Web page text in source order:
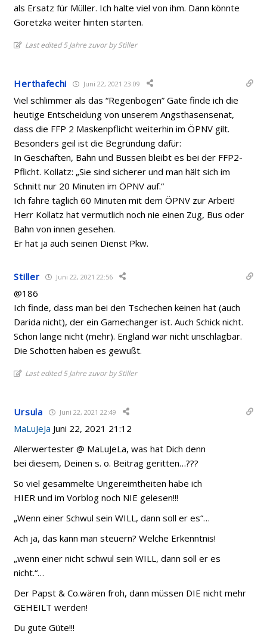
als Ersatz für Müller. Ich halte viel von ihm. Dann könnte
Goretzka weiter hinten starten.
Last edited 5 Jahre zuvor by Stiller
Herthafechi Juni 22, 2021 23:09
Viel schlimmer als das “Regenbogen” Gate finde ich die
heutige Entscheidung von unserem Angsthasensenat,
dass die FFP 2 Maskenpflicht weiterhin im ÖPNV gilt.
Besonders geil ist die Begründung dafür:
In Geschäften, Bahn und Bussen bleibt es bei der FFP2-
Pflicht. Kollatz: „Sie sind sicherer und man hält sich im
Schnitt nur 20 Minuten im ÖPNV auf.“
Ich fahre täglich 60 Minuten mit dem ÖPNV zur Arbeit!
Herr Kollatz hat vermutlich noch nie einen Zug, Bus oder
Bahn von innen gesehen.
Er hat ja auch seinen Dienst Pkw.
Stiller Juni 22, 2021 22:56
@186
Ich finde, dass man bei den Tschechen keinen hat (auch
Darida nicht), der ein Gamechanger ist. Auch Schick nicht.
Schon lange nicht (mehr). England war nicht unschlagbar.
Die Schotten haben es gewußt.
Last edited 5 Jahre zuvor by Stiller
Ursula Juni 22, 2021 22:49
MaLuJeJa Juni 22, 2021 21:12
Allerwertester @ MaLuJeLa, was hat Dich denn
bei diesem, Deinen s. o. Beitrag geritten…???
So viel gesammelte Ungereimtheiten habe ich
HIER und im Vorblog noch NIE gelesen!!!
„Wenn einer Schwul sein WILL, dann soll er es“…
Ach ja, das kann man steuern? Welche Erkenntnis!
„wenn einer nicht schwul sein WILL, dann soll er es
nicht.“…
Der Papst & Co.wären froh, dann müssen DIE nicht mehr
GEHEILT werden!
Du gute Güte!!!